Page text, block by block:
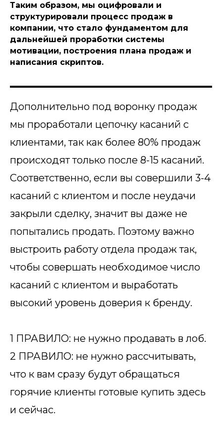
Таким образом, мы оцифровали и
структурировали процесс продаж в
компании, что стало фундаментом для
дальнейшей проработки системы
мотивации, построения плана продаж и
написания скриптов.
Дополнительно под воронку продаж
мы проработали цепочку касаний с
клиентами, так как более 80% продаж
происходят только после 8-15 касаний.
Соответственно, если вы совершили 3-4
касаний с клиентом и после неудачи
закрыли сделку, значит вы даже не
попытались продать. Поэтому важно
выстроить работу отдела продаж так,
чтобы совершать необходимое число
касаний с клиентом и выработать
высокий уровень доверия к бренду.
1 ПРАВИЛО: не нужно продавать в лоб.
2 ПРАВИЛО: не нужно рассчитывать,
что к вам сразу будут обращаться
горячие клиенты готовые купить здесь
и сейчас.